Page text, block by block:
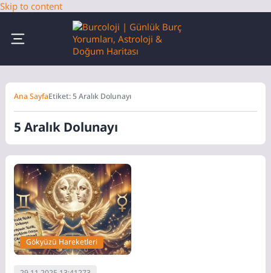
Skip to content
Ana SayfaEtiket: 5 Aralık Dolunayı
5 Aralık Dolunayı
Gökyüzü Hareketleri